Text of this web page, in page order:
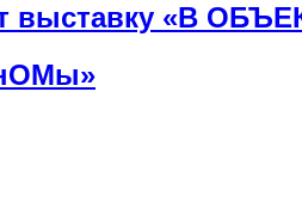
выставку «В